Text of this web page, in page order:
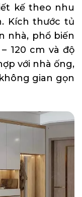
kế theo nhu
Kích thước tủ
nhà, phổ biến
120 cm và độ
với nhà ống,
gian gọn